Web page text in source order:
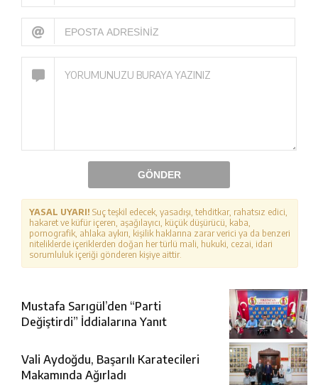
GÖNDER
YASAL UYARI! Suç teşkil edecek, yasadışı, tehditkar, rahatsız edici,
hakaret ve küfür içeren, aşağılayıcı, küçük düşürücü, kaba,
pornografik, ahlaka aykırı, kişilik haklarına zarar verici ya da benzeri
niteliklerde içeriklerden doğan her türlü mali, hukuki, cezai, idari
sorumluluk içeriği gönderen kişiye aittir.
Mustafa Sarıgül’den “Parti
Değiştirdi” İddialarına Yanıt
Vali Aydoğdu, Başarılı Karatecileri
Makamında Ağırladı